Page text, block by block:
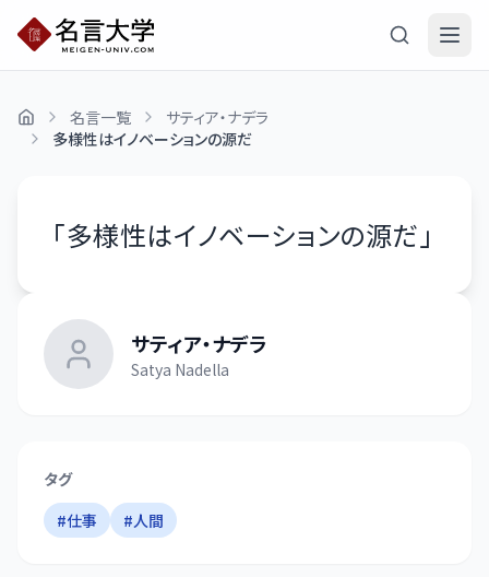
名言一覧
サティア・ナデラ
多様性はイノベーションの源だ
「多様性はイノベーションの源だ 」
サティア・ナデラ
Satya Nadella
タグ
#仕事 #人間